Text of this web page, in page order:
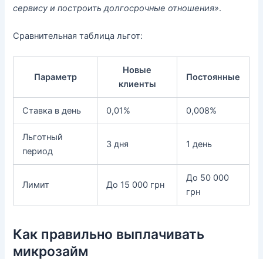
сервису и построить долгосрочные отношения».
Сравнительная таблица льгот:
Параметр
Новые
клиенты
Постоянные
Ставка в день 0,01% 0,008%
Льготный
период
3 дня 1 день
Лимит До 15 000 грн
До 50 000
грн
Как правильно выплачивать
микрозайм